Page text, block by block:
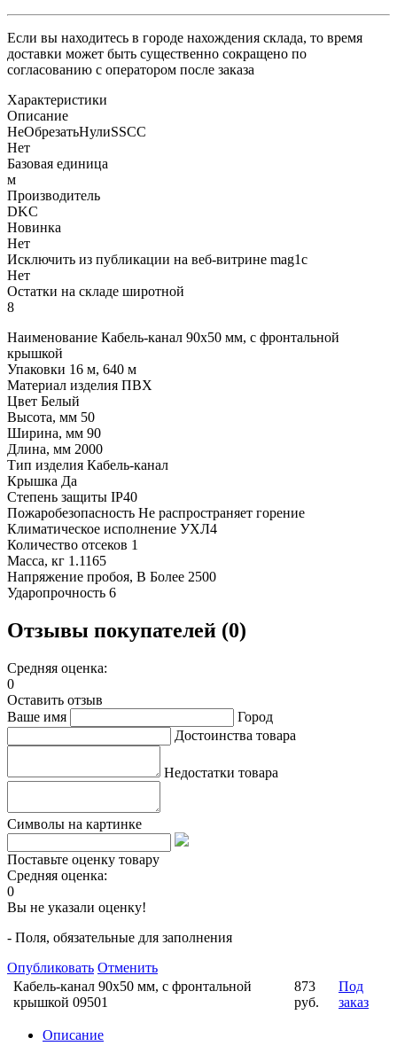
Если вы находитесь в городе нахождения склада, то время
доставки может быть существенно сокращено по
согласованию с оператором после заказа
Характеристики
Описание
НеОбрезатьНулиSSCC
Нет
Базовая единица
м
Производитель
DKC
Новинка
Нет
Исключить из публикации на веб-витрине mag1c
Нет
Остатки на складе широтной
8
Наименование Кабель-канал 90х50 мм, с фронтальной
крышкой
Упаковки 16 м, 640 м
Материал изделия ПВХ
Цвет Белый
Высота, мм 50
Ширина, мм 90
Длина, мм 2000
Тип изделия Кабель-канал
Крышка Да
Степень защиты IP40
Пожаробезопасность Не распространяет горение
Климатическое исполнение УХЛ4
Количество отсеков 1
Масса, кг 1.1165
Напряжение пробоя, В Более 2500
Ударопрочность 6
Отзывы покупателей (0)
Средняя оценка:
0
Оставить отзыв
Ваше имя
Город
Достоинства товара
Недостатки товара
Символы на картинке
Поставьте оценку товару
Средняя оценка:
0
Вы не указали оценку!
- Поля, обязательные для заполнения
Опубликовать Отменить
Кабель-канал 90х50 мм, с фронтальной
крышкой 09501
873
руб.
Под
заказ
Описание